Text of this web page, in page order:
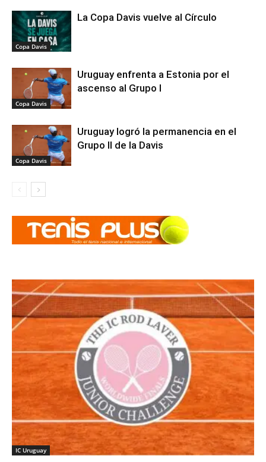
Copa Davis
La Copa Davis vuelve al Círculo
Copa Davis
Uruguay enfrenta a Estonia por el
ascenso al Grupo I
Copa Davis
Uruguay logró la permanencia en el
Grupo II de la Davis
IC Uruguay